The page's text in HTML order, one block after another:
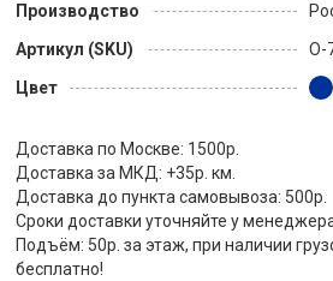
Производство
Артикул (SKU)
О-
Цвет
Доставка по Москве: 1500р.
Доставка за МКД: +35р. км.
Доставка до пункта самовывоза: 500р.
Сроки доставки уточняйте у
Подъём: 50р. за этаж, при наличии
бесплатно!